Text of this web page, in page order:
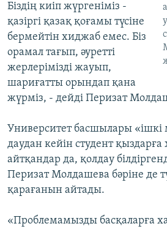
Біздің киіп жүргеніміз -
қазіргі қазақ қоғамы түсіне
бермейтін хиджаб емес. Біз
орамал тағып, әуретті
жерлерімізді жауып,
шариғатты орындап қана
жүрміз, - дейді Перизат
Университет басшылары «ішкі
даудан кейін студент
айтқандар да, қолдау
Перизат Молдашева бәріне де
қарағанын айтады.
«Проблемамызды басқаларға